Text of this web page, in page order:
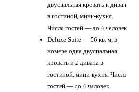
двуспальная кровать и диван
в гостиной, мини-кухня.
Число гостей — до 4 человек
Deluxe Suite — 56 кв. м, в
номере одна двуспальная
кровать и 2 дивана в
гостиной, мини-кухня. Число
гостей — до 4 человек